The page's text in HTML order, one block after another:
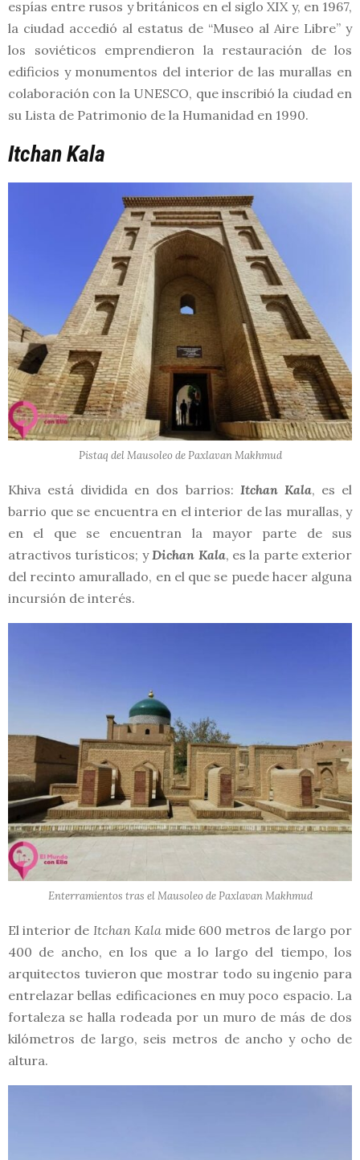
espías entre rusos y británicos en el siglo XIX y, en 1967,
la ciudad accedió al estatus de “Museo al Aire Libre” y
los soviéticos emprendieron la restauración de los
edificios y monumentos del interior de las murallas en
colaboración con la UNESCO, que inscribió la ciudad en
su Lista de Patrimonio de la Humanidad en 1990.
Itchan Kala
Pistaq del Mausoleo de Paxlavan Makhmud
Khiva está dividida en dos barrios: Itchan Kala, es el
barrio que se encuentra en el interior de las murallas, y
en el que se encuentran la mayor parte de sus
atractivos turísticos; y Dichan Kala, es la parte exterior
del recinto amurallado, en el que se puede hacer alguna
incursión de interés.
Enterramientos tras el Mausoleo de Paxlavan Makhmud
El interior de Itchan Kalamide 600 metros de largo por
400 de ancho, en los que a lo largo del tiempo, los
arquitectos tuvieron que mostrar todo su ingenio para
entrelazar bellas edificaciones en muy poco espacio. La
fortaleza se halla rodeada por un muro de más de dos
kilómetros de largo, seis metros de ancho y ocho de
altura.